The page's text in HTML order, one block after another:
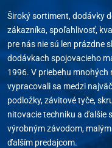
Široký sortiment, dodávky
zákazníka, spoľahlivosť,
pre nás nie sú len prázdne
dodávkach spojovacieho
1996. V priebehu
vypracovali sa medzi
podložky, závitové tyče,
nitovacie techniku a ďalšie
výrobným závodom,
ďalším predajcom.